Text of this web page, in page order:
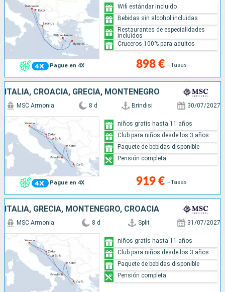
Pague en 4X 898 € +Tasas
Wifi estándar incluido
Bebidas sin alcohol incluidas
Restaurantes de especialidades
incluidos
Cruceros 100% para adultos
ITALIA, CROACIA, GRECIA, MONTENEGRO
Pague en 4X
MSC Armonia 8 d Brindisi 30/07/2027
919 € +Tasas
niños gratis hasta 11 años
Club para niños desde los 3 años
Paquete de bebidas disponible
Pensión completa
ITALIA, GRECIA, MONTENEGRO, CROACIA
MSC Armonia 8 d Split 31/07/2027
niños gratis hasta 11 años
Club para niños desde los 3 años
Paquete de bebidas disponible
Pensión completa